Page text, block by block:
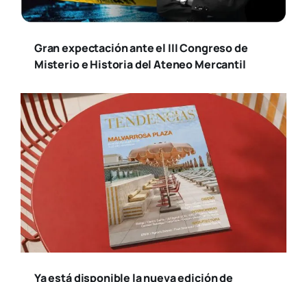
Gran expectación ante el III Congreso de
Misterio e Historia del Ateneo Mercantil
Ya está disponible la nueva edición de